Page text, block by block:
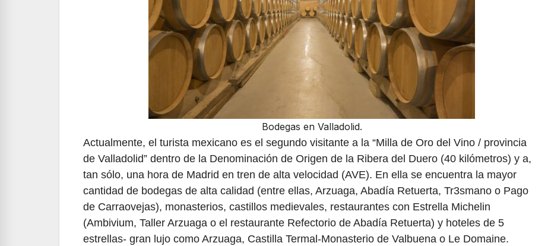
Bodegas en Valladolid.
Actualmente, el turista mexicano es el segundo visitante a la “Milla de Oro del Vino / provincia
de Valladolid” dentro de la Denominación de Origen de la Ribera del Duero (40 kilómetros) y a,
tan sólo, una hora de Madrid en tren de alta velocidad (AVE). En ella se encuentra la mayor
cantidad de bodegas de alta calidad (entre ellas, Arzuaga, Abadía Retuerta, Tr3smano o Pago
de Carraovejas), monasterios, castillos medievales, restaurantes con Estrella Michelin
(Ambivium, Taller Arzuaga o el restaurante Refectorio de Abadía Retuerta) y hoteles de 5
estrellas- gran lujo como Arzuaga, Castilla Termal-Monasterio de Valbuena o Le Domaine.